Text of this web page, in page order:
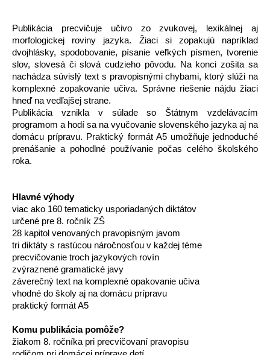
Publikácia precvičuje učivo zo zvukovej, lexikálnej aj
morfologickej roviny jazyka. Žiaci si zopakujú napríklad
dvojhlásky, spodobovanie, písanie veľkých písmen, tvorenie
slov, slovesá či slová cudzieho pôvodu. Na konci zošita sa
nachádza súvislý text s pravopisnými chybami, ktorý slúži na
komplexné zopakovanie učiva. Správne riešenie nájdu žiaci
hneď na vedľajšej strane.
Publikácia vznikla v súlade so Štátnym vzdelávacím
programom a hodí sa na vyučovanie slovenského jazyka aj na
domácu prípravu. Praktický formát A5 umožňuje jednoduché
prenášanie a pohodlné používanie počas celého školského
roka.
Hlavné výhody
viac ako 160 tematicky usporiadaných diktátov
určené pre 8. ročník ZŠ
28 kapitol venovaných pravopisným javom
tri diktáty s rastúcou náročnosťou v každej téme
precvičovanie troch jazykových rovín
zvýraznené gramatické javy
záverečný text na komplexné opakovanie učiva
vhodné do školy aj na domácu prípravu
praktický formát A5
Komu publikácia pomôže?
žiakom 8. ročníka pri precvičovaní pravopisu